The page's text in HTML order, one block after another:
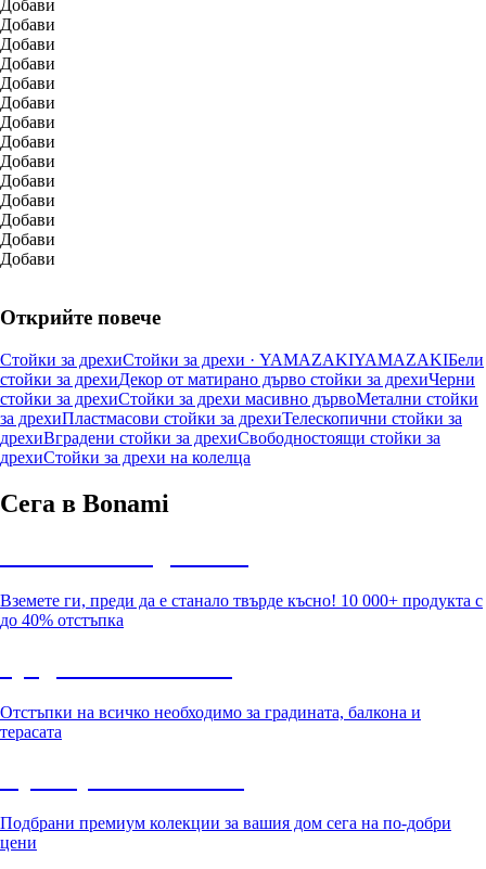
Добави
Добави
Добави
Добави
Добави
Добави
Добави
Добави
Добави
Добави
Добави
Добави
Добави
Добави
Открийте повече
Стойки за дрехиСтойки за дрехи · YAMAZAKIYAMAZAKIБели
стойки за дрехиДекор от матирано дърво стойки за дрехиЧерни
стойки за дрехиСтойки за дрехи масивно дървоМетални стойки
за дрехиПластмасови стойки за дрехиТелескопични стойки за
дрехиВградени стойки за дрехиСвободностоящи стойки за
дрехиСтойки за дрехи на колелца
Сега в Bonami
Вземете ги, преди да е станало твърде късно! 10 000+ продукта с
до 40% отстъпка
Отстъпки на всичко необходимо за градината, балкона и
терасата
Подбрани премиум колекции за вашия дом сега на по-добри
цени